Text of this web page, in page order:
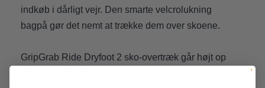
indkøb i dårligt vejr. Den smarte velcrolukning
bagpå gør det nemt at trække dem over skoene.
GripGrab Ride Dryfoot 2 sko-overtræk går højt op